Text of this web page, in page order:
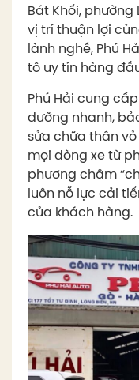
Bát Khối, phường
vị trí thuận lợi
lành nghề, Phú
tô uy tín hàng
Phú Hải cung
dưỡng nhanh,
sửa chữa thân
mọi dòng xe từ
phương châm
luôn nỗ lực cải
của khách hàng.